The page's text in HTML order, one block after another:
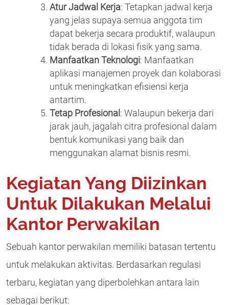
Atur Jadwal Kerja: Tetapkan jadwal kerja
yang jelas supaya semua anggota tim
dapat bekerja secara produktif, walaupun
tidak berada di lokasi fisik yang sama.
Manfaatkan Teknologi: Manfaatkan
aplikasi manajemen proyek dan kolaborasi
untuk meningkatkan efisiensi kerja
antartim.
Tetap Profesional : Walaupun bekerja dari
jarak jauh, jagalah citra profesional dalam
bentuk komunikasi yang baik dan
menggunakan alamat bisnis resmi.
Kegiatan Yang Diizinkan
Untuk Dilakukan Melalui
Kantor Perwakilan
Sebuah kantor perwakilan memiliki batasan tertentu
untuk melakukan aktivitas. Berdasarkan regulasi
terbaru, kegiatan yang diperbolehkan antara lain
sebagai berikut: